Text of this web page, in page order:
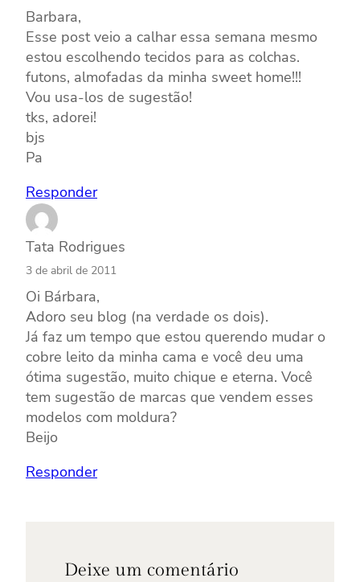
Barbara,
Esse post veio a calhar essa semana mesmo
estou escolhendo tecidos para as colchas.
futons, almofadas da minha sweet home!!!
Vou usa-los de sugestão!
tks, adorei!
bjs
Pa
Responder
Tata Rodrigues
3 de abril de 2011
Oi Bárbara,
Adoro seu blog (na verdade os dois).
Já faz um tempo que estou querendo mudar o
cobre leito da minha cama e você deu uma
ótima sugestão, muito chique e eterna. Você
tem sugestão de marcas que vendem esses
modelos com moldura?
Beijo
Responder
Deixe um comentário